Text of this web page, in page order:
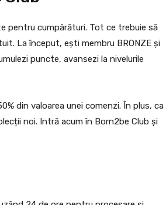
pentru cumpărături. Tot ce trebuie să
La început, ești membru BRONZE și
puncte, avansezi la nivelurile
din valoarea unei comenzi. În plus, ca
noi. Intră acum în Born2be Club și